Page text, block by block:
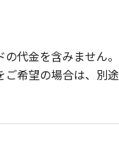
の代金を含みません
ご希望の場合は、別